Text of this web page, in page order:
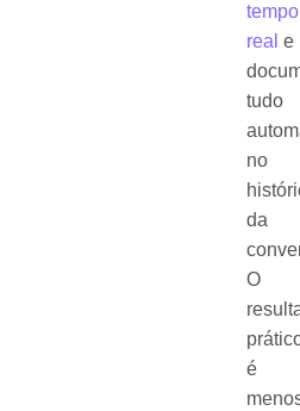
tempo
real e
tudo
no
da
O
é